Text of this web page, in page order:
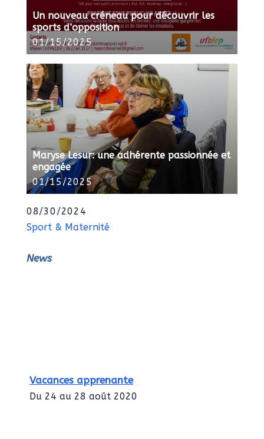
Un nouveau créneau pour découvrir les
sports d’opposition
01/15/2025
Maryse Lesur: une adhérente passionnée et
engagée
01/15/2025
08/30/2024
Sport & Maternité
News
Vacances apprenante
Du 24 au 28 août 2020